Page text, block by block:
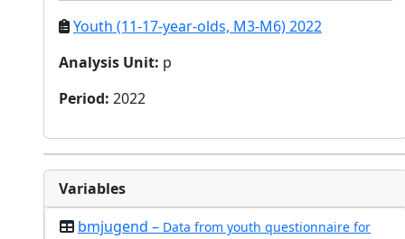
Youth (11-17-year-olds, M3-M6) 2022
Analysis Unit: p
Period: 2022
Variables
bmjugend – Data from youth questionnaire for